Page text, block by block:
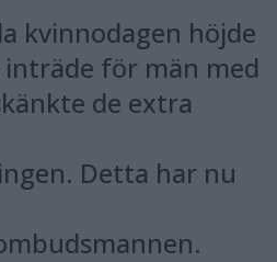
kvinnodagen höjde
för män med
de extra
Detta har nu